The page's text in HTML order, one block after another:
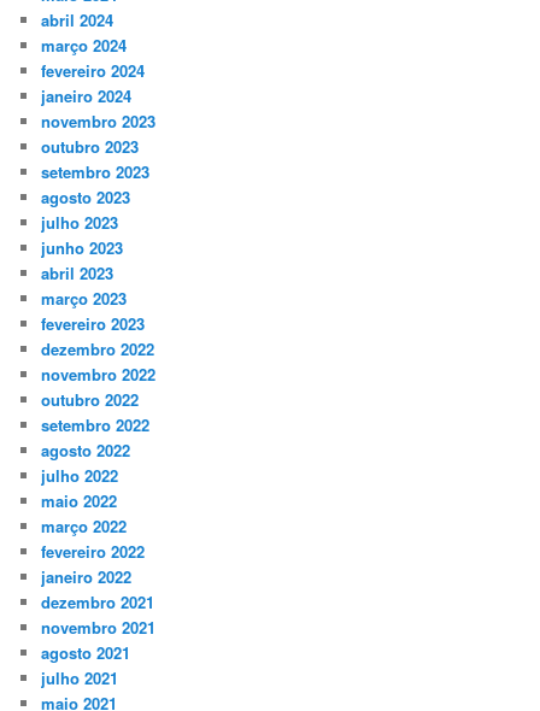
abril 2024
março 2024
fevereiro 2024
janeiro 2024
novembro 2023
outubro 2023
setembro 2023
agosto 2023
julho 2023
junho 2023
abril 2023
março 2023
fevereiro 2023
dezembro 2022
novembro 2022
outubro 2022
setembro 2022
agosto 2022
julho 2022
maio 2022
março 2022
fevereiro 2022
janeiro 2022
dezembro 2021
novembro 2021
agosto 2021
julho 2021
maio 2021